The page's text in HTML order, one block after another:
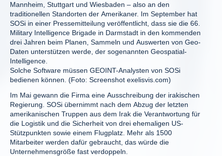
Mannheim, Stuttgart und Wiesbaden – also an den
traditionellen Standorten der Amerikaner. Im September hat
SOSi in einer Pressemitteilung veröffentlicht, dass sie die 66.
Military Intelligence Brigade in Darmstadt in den kommenden
drei Jahren beim Planen, Sammeln und Auswerten von Geo-
Daten unterstützen werde, der sogenannten Geospatial-
Intelligence.
Solche Software müssen GEOINT-Analysten von SOSi
bedienen können. (Foto: Screenshot exelisvis.com)
Im Mai gewann die Firma eine Ausschreibung der irakischen
Regierung. SOSi übernimmt nach dem Abzug der letzten
amerikanischen Truppen aus dem Irak die Verantwortung für
die Logistik und die Sicherheit von drei ehemaligen US-
Stützpunkten sowie einem Flugplatz. Mehr als 1500
Mitarbeiter werden dafür gebraucht, das würde die
Unternehmensgröße fast verdoppeln.